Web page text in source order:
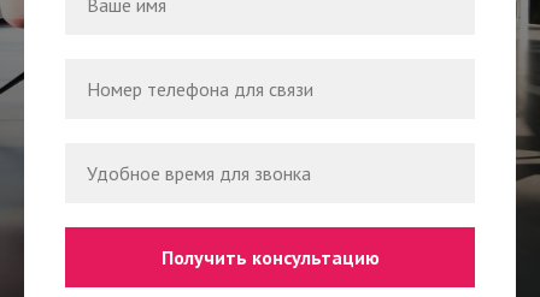
Ваше имя
Номер телефона для связи
Удобное время для звонка
Получить консультацию